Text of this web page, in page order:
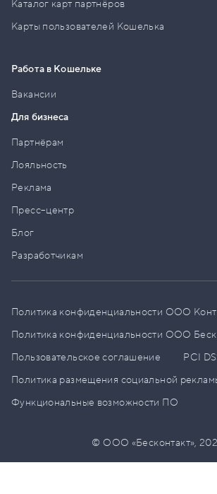
Каталог карт партнёров
Карты пользователей Кошелька
Работа в Кошельке
Вакансии
Для бизнеса
Партнёрам
Лояльность
Реклама
Пресс–центр
Блог
Разработчикам
Политика конфиденциальности ООО
Политика конфиденциальности ООО
Пользовательское соглашение
PCI
Политика размещения социальной
Функциональные возможности ПО
© ООО «Бесконтакт»,